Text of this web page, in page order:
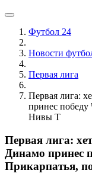
Футбол 24
Новости
Первая лига
Первая лига:
принес победу
Нивы Т
Первая лига:
Динамо принес
Прикарпатья,